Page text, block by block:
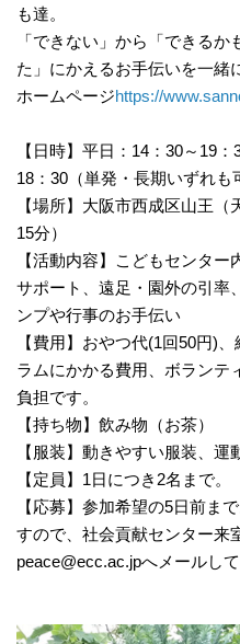
も達。
「できない」から「できる
た」にかえるお手伝いを一緒
ホームページhttps://
【日時】平日：14：30～19
18：30（単発・長期いずれも
【場所】大阪市西成区山王
15分）
【活動内容】こどもセンタ
サポート、遠足・園外の引率
ンプや行事のお手伝い
【費用】おやつ代(1回50円)
ラムにかかる費用、ボランテ
負担です。
【持ち物】飲み物（お茶）
【服装】動きやすい服装、運
【定員】1日につき2名まで。
【応募】参加希望の5日前ま
すので、社会貢献センター来
peace@ecc.ac.jpへメールして